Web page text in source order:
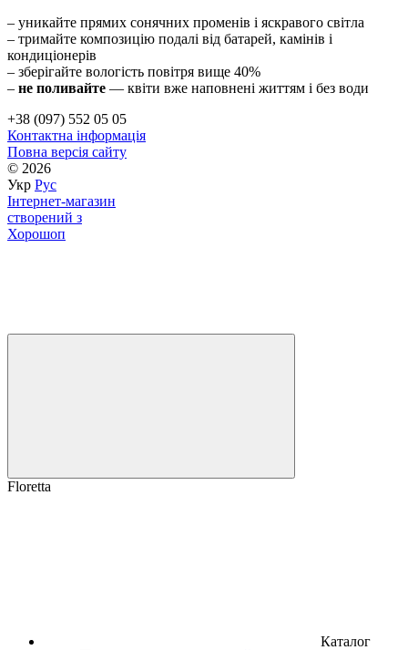
– уникайте прямих сонячних променів і яскравого світла
– тримайте композицію подалі від батарей, камінів і
кондиціонерів
– зберігайте вологість повітря вище 40%
– не поливайте — квіти вже наповнені життям і без води
+38 (097) 552 05 05
Контактна інформація
Повна версія сайту
© 2026
Укр Рус
Інтернет-магазин
створений з
Хорошоп
Floretta
Каталог